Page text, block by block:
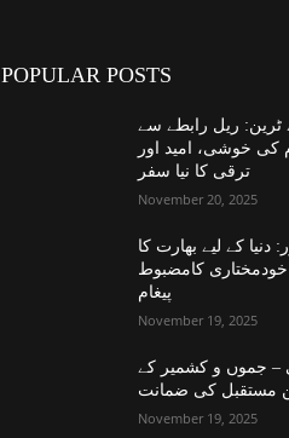
POPULAR POSTS
ٹرین: ریل رابطے سے
کی خوشی، امید اور
ترقی کا نیا سفر
November 20, 2025
دنیا کے لیے بھارت کا
خودمختاری کامضبوط
پیغام
November 19, 2025
– جموں و کشمیر کے
مستقبل کی ضمانت
November 19, 2025